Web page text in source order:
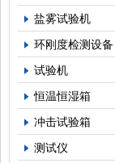
盐雾试验机
环刚度检测设备
试验机
恒温恒湿箱
冲击试验箱
测试仪